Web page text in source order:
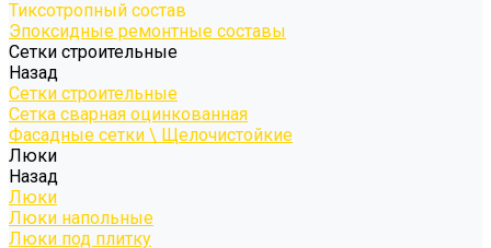
Тиксотропный состав
Эпоксидные ремонтные составы
Сетки строительные
Назад
Сетки строительные
Сетка сварная оцинкованная
Фасадные сетки \ Щелочистойкие
Люки
Назад
Люки
Люки напольные
Люки под плитку